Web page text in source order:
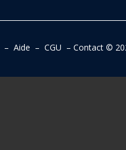
– Aide – CGU – Contact©